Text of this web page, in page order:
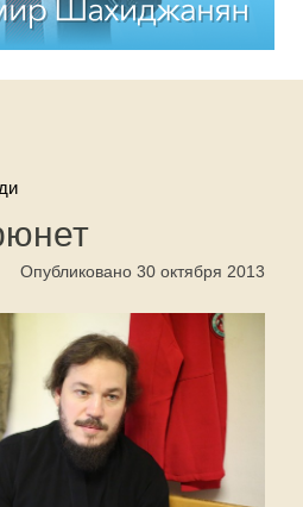
Опубликовано 30 октября 2013